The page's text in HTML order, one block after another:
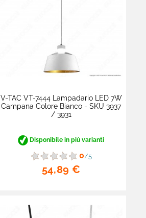
V-TAC VT-7444 Lampadario LED 7W
Campana Colore Bianco - SKU 3937
/ 3931
Disponibile in più varianti
0/5
54,89 €